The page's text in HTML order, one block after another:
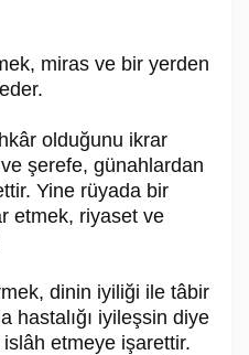
miras ve bir yerden
olduğunu ikrar
şerefe, günahlardan
Yine rüyada bir
etmek, riyaset ve
dinin iyiliği ile tâbir
hastalığı iyileşsin diye
etmeye işarettir.